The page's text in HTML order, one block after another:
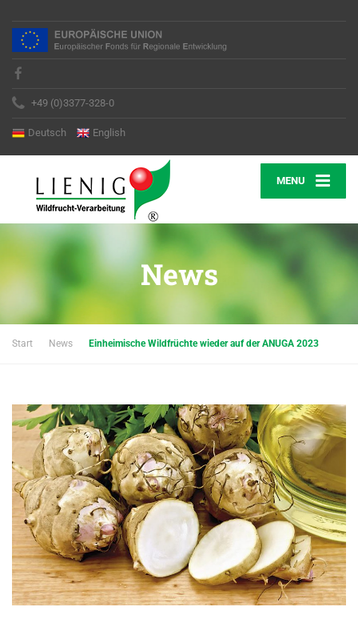
+49 (0)3377-328-0
Deutsch English
MENU
News
Start News Einheimische Wildfrüchte wieder auf der ANUGA 2023